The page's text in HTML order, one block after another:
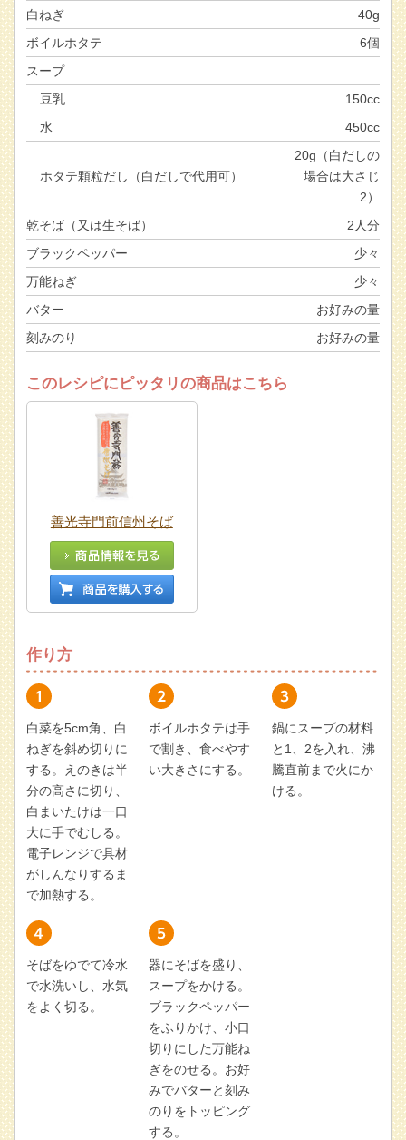
白ねぎ
40g
ボイルホタテ
6個
スープ
豆乳
150cc
水
450cc
ホタテ顆粒だし（白だしで代用可）
20g（白だしの
場合は大さじ
2）
乾そば（又は生そば）
2人分
ブラックペッパー
少々
万能ねぎ
少々
バター
お好みの量
刻みのり
お好みの量
このレシピにピッタリの商品はこちら
善光寺門前信州そば
作り方
白菜を5cm角、白
ねぎを斜め切りに
する。えのきは半
分の高さに切り、
白まいたけは一口
大に手でむしる。
電子レンジで具材
がしんなりするま
で加熱する。
ボイルホタテは手
で割き、食べやす
い大きさにする。
鍋にスープの材料
と1、2を入れ、沸
騰直前まで火にか
ける。
そばをゆでて冷水
で水洗いし、水気
をよく切る。
器にそばを盛り、
スープをかける。
ブラックペッパー
をふりかけ、小口
切りにした万能ね
ぎをのせる。お好
みでバターと刻み
のりをトッピング
する。